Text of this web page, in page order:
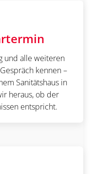
und alle weiteren
kennen –
Sanitätshaus in
heraus, ob der
entspricht.